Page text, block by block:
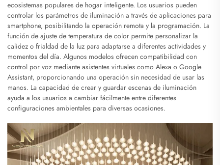
ecosistemas populares de hogar inteligente. Los usuarios pueden
controlar los parámetros de iluminación a través de aplicaciones para
smartphone, posibilitando la operación remota y la programación. La
función de ajuste de temperatura de color permite personalizar la
calidez o frialdad de la luz para adaptarse a diferentes actividades y
momentos del día. Algunos modelos ofrecen compatibilidad con
control por voz mediante asistentes virtuales como Alexa o Google
Assistant, proporcionando una operación sin necesidad de usar las
manos. La capacidad de crear y guardar escenas de iluminación
ayuda a los usuarios a cambiar fácilmente entre diferentes
configuraciones ambientales para diversas ocasiones.